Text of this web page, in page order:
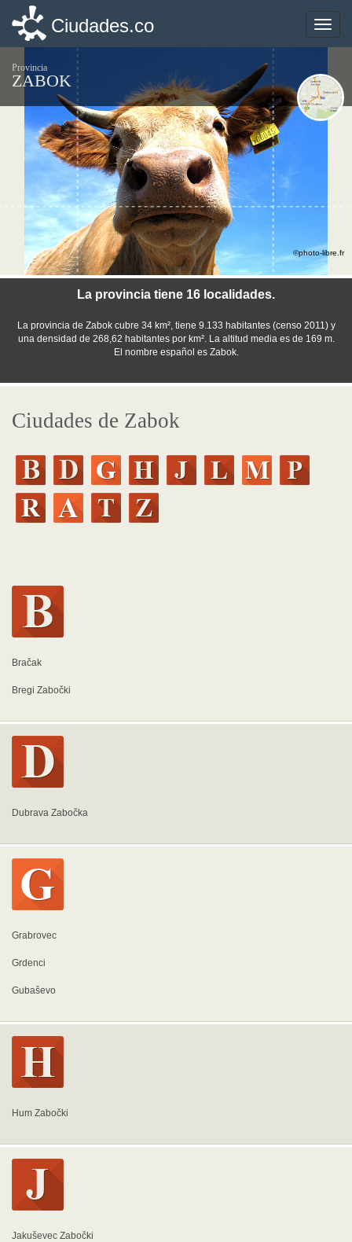
Toggle
Ciudades.co
Provincia
ZABOK
La provincia tiene 16 localidades.
La provincia de Zabok cubre 34 km², tiene 9.133 habitantes (censo 2011) y
una densidad de 268,62 habitantes por km². La altitud media es de 169 m.
El nombre español es Zabok.
©photo-libre.fr
Ciudades de Zabok
Bračak
Bregi Zabočki
Dubrava Zabočka
Grabrovec
Grdenci
Gubaševo
Hum Zabočki
Jakuševec Zabočki
Toggle
Ciudades.co